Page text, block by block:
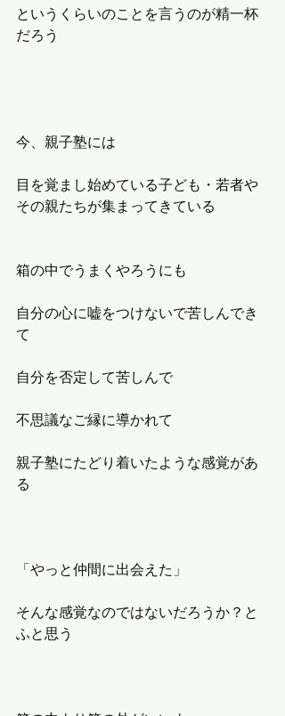
というくらいのことを言うのが精一杯
だろう
今、親子塾には
目を覚まし始めている子ども・若者や
その親たちが集まってきている
箱の中でうまくやろうにも
自分の心に嘘をつけないで苦しんでき
て
自分を否定して苦しんで
不思議なご縁に導かれて
親子塾にたどり着いたような感覚があ
る
「やっと仲間に出会えた」
そんな感覚なのではないだろうか？と
ふと思う